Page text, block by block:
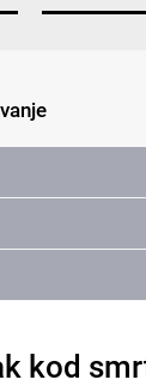
kod